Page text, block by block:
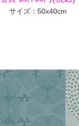
サイズ：50x40cm